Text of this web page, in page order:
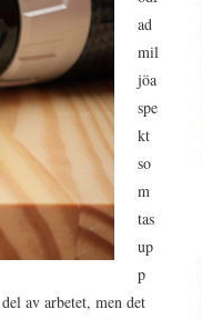
ad
mil
jöa
spe
kt
so
m
tas
up
p
av arbetet, men det